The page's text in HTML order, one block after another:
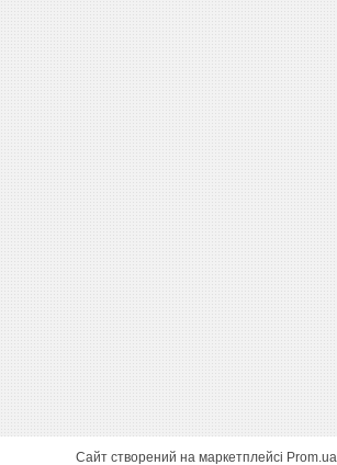
Сайт створений на маркетплейсі Prom.ua